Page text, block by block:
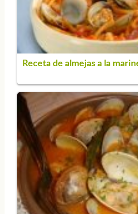
Receta de almejas a la